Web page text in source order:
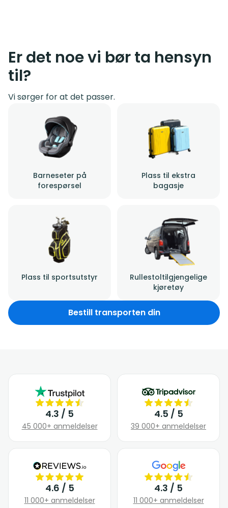
Er det noe vi bør ta hensyn
til?
Vi sørger for at det passer.
Barneseter på
forespørsel
Plass til ekstra
bagasje
Plass til sportsutstyr
Rullestoltilgjengelige
kjøretøy
Bestill transporten din
4.3 / 5
45 000+ anmeldelser
4.5 / 5
39 000+ anmeldelser
4.6 / 5
11 000+ anmeldelser
4.3 / 5
11 000+ anmeldelser